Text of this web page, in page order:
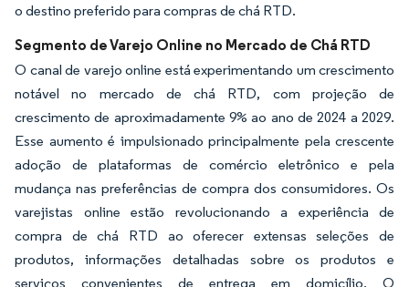
o destino preferido para compras de chá RTD.
Segmento de Varejo Online no Mercado de Chá RTD
O canal de varejo online está experimentando um crescimento
notável no mercado de chá RTD, com projeção de
crescimento de aproximadamente 9% ao ano de 2024 a 2029.
Esse aumento é impulsionado principalmente pela crescente
adoção de plataformas de comércio eletrônico e pela
mudança nas preferências de compra dos consumidores. Os
varejistas online estão revolucionando a experiência de
compra de chá RTD ao oferecer extensas seleções de
produtos, informações detalhadas sobre os produtos e
serviços convenientes de entrega em domicílio. O